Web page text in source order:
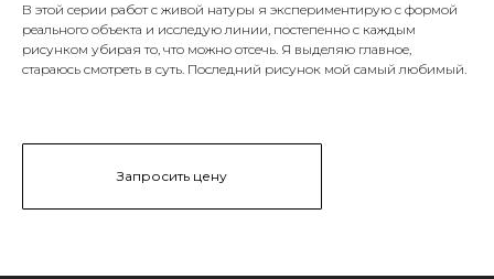
В этой серии работ с живой натуры я экспериментирую с формой
реального объекта и исследую линии, постепенно с каждым
рисунком убирая то, что можно отсечь. Я выделяю главное,
стараюсь смотреть в суть. Последний рисунок мой самый любимый.
Запросить цену